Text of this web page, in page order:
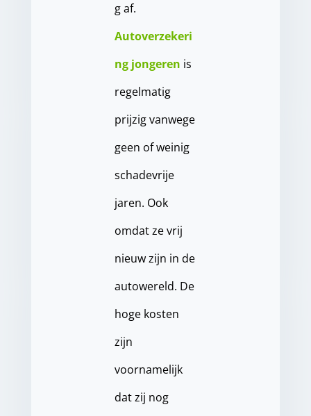
g af.
Autoverzekeri
ng jongeren is
regelmatig
prijzig vanwege
geen of weinig
schadevrije
jaren. Ook
omdat ze vrij
nieuw zijn in de
autowereld. De
hoge kosten
zijn
voornamelijk
dat zij nog